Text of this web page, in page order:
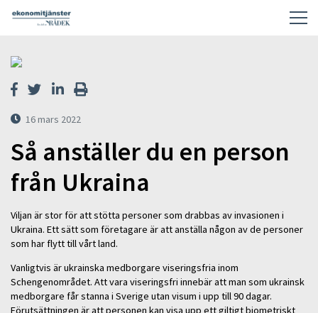
16 mars 2022
Så anställer du en person
från Ukraina
Viljan är stor för att stötta personer som drabbas av invasionen i
Ukraina. Ett sätt som företagare är att anställa någon av de personer
som har flytt till vårt land.
Vanligtvis är ukrainska medborgare viseringsfria inom
Schengenområdet. Att vara viseringsfri innebär att man som ukrainsk
medborgare får stanna i Sverige utan visum i upp till 90 dagar.
Förutsättningen är att personen kan visa upp ett giltigt biometriskt